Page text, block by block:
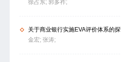
徐占东; 郭多祚;
关于商业银行实施EVA评价体系的
金宏; 张涛;